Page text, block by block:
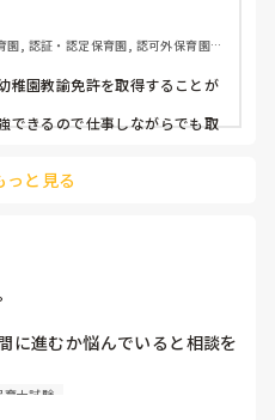
園, 認証・認定保育園, 認可外保育園,
稚園教諭免許を取得することが
できるので仕事しながらでも取
っと見る
に進むか悩んでいると相談を
育士試験